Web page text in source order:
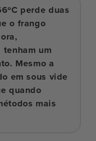
perde duas
o frango
um
Mesmo a
em sous vide
quando
mais